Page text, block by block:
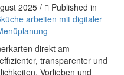
2025 / Published in
direkt am
transparenter und
Vorlieben und